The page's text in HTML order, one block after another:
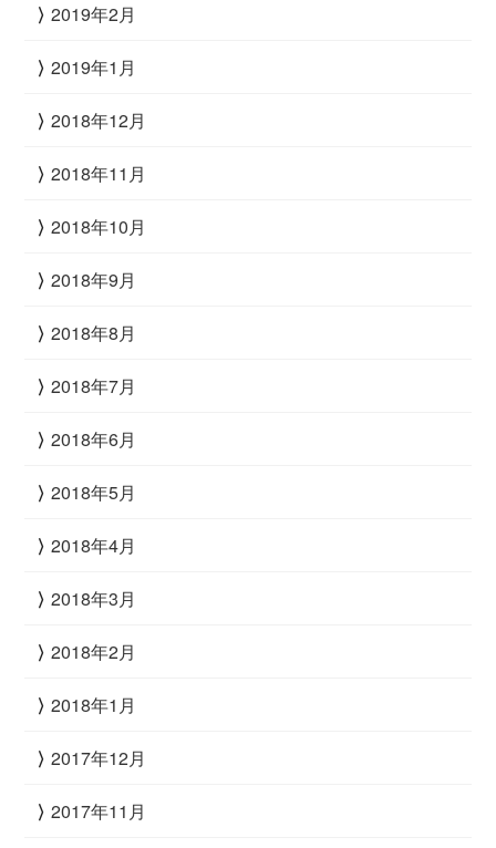
2019年2月
2019年1月
2018年12月
2018年11月
2018年10月
2018年9月
2018年8月
2018年7月
2018年6月
2018年5月
2018年4月
2018年3月
2018年2月
2018年1月
2017年12月
2017年11月